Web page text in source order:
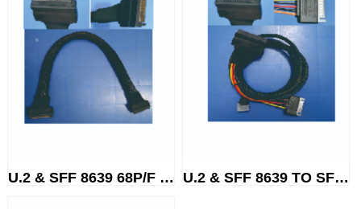
U.2 & SFF 8639 68P/F TO SFF 8... U.2 & SFF 8639 TO SFF 8643+ SA...